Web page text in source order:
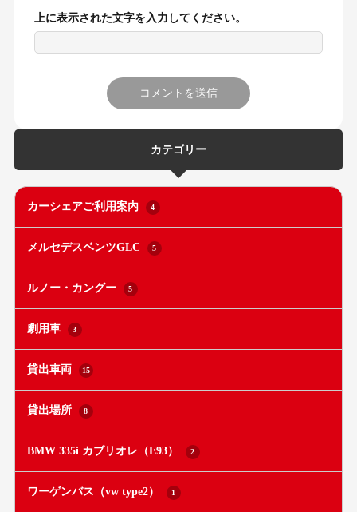
上に表示された文字を入力してください。
カテゴリー
カーシェアご利用案内 4
メルセデスベンツGLC 5
ルノー・カングー 5
劇用車 3
貸出車両 15
貸出場所 8
BMW 335i カブリオレ（E93） 2
ワーゲンバス（vw type2） 1